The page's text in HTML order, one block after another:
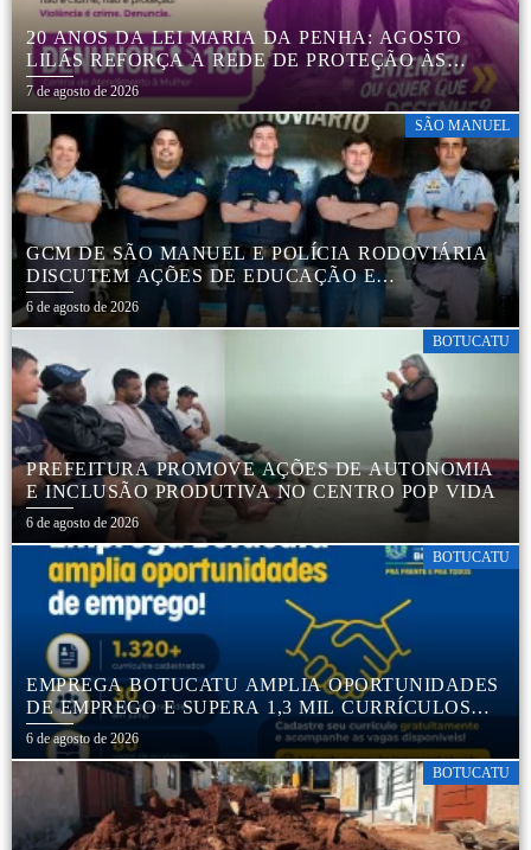
20 ANOS DA LEI MARIA DA PENHA: AGOSTO
LILÁS REFORÇA A REDE DE PROTEÇÃO ÀS
MULHERES EM BOTUCATU
7 de agosto de 2026
SÃO MANUEL
GCM DE SÃO MANUEL E POLÍCIA RODOVIÁRIA
DISCUTEM AÇÕES DE EDUCAÇÃO E
SEGURANÇA NO TRÂNSITO
6 de agosto de 2026
BOTUCATU
PREFEITURA PROMOVE AÇÕES DE AUTONOMIA
E INCLUSÃO PRODUTIVA NO CENTRO POP VIDA
6 de agosto de 2026
BOTUCATU
EMPREGA BOTUCATU AMPLIA OPORTUNIDADES
DE EMPREGO E SUPERA 1,3 MIL CURRÍCULOS
CADASTRADOS
6 de agosto de 2026
BOTUCATU